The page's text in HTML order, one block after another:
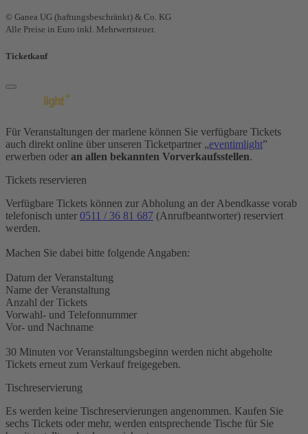
© Ganea UG (haftungsbeschränkt) & Co. KG
Alle Preise in Euro inkl. Mehrwertsteuer.
Ticketkauf
Für Veranstaltungen der marlene können Sie verfügbare Tickets
auch direkt online über unseren Ticketpartner „eventimlight”
erwerben oder an allen bekannten Vorverkaufsstellen.
Tickets reservieren
Verfügbare Tickets können zur Abholung an der Abendkasse vorab
telefonisch unter 0511 / 36 81 687 (Anrufbeantworter) reserviert
werden.
Machen Sie dabei bitte folgende Angaben:
Datum der Veranstaltung
Name der Veranstaltung
Anzahl der Tickets
Vorwahl- und Telefonnummer
Vor- und Nachname
30 Minuten vor Veranstaltungsbeginn werden nicht abgeholte
Tickets erneut zum Verkauf freigegeben.
Tischreservierung
Es werden keine Tischreservierungen angenommen. Kaufen Sie
sechs Tickets oder mehr, werden entsprechende Tische für Sie